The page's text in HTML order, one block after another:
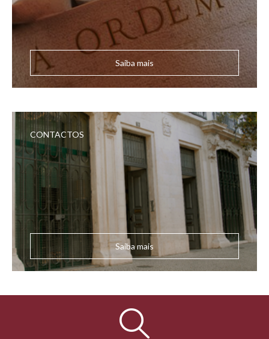
Saiba mais
CONTACTOS
Saiba mais